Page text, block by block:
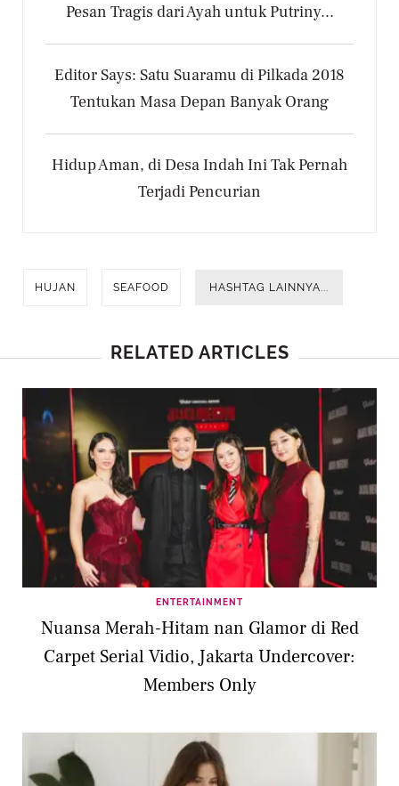
Pesan Tragis dari Ayah untuk Putriny...
Editor Says: Satu Suaramu di Pilkada 2018
Tentukan Masa Depan Banyak Orang
Hidup Aman, di Desa Indah Ini Tak Pernah
Terjadi Pencurian
HUJAN SEAFOOD HASHTAG LAINNYA...
RELATED ARTICLES
ENTERTAINMENT
Nuansa Merah-Hitam nan Glamor di Red
Carpet Serial Vidio, Jakarta Undercover:
Members Only